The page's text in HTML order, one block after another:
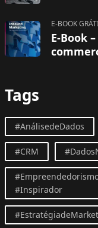
E-BOOK
E-Book
Tags
#AnálisedeDados
#CRM
#Inspirador